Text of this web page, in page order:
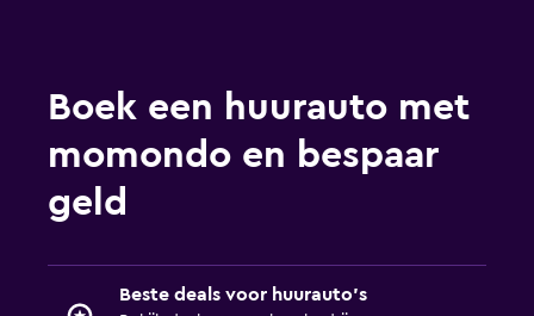
Boek een huurauto met
momondo en bespaar
geld
Beste deals voor huurauto's